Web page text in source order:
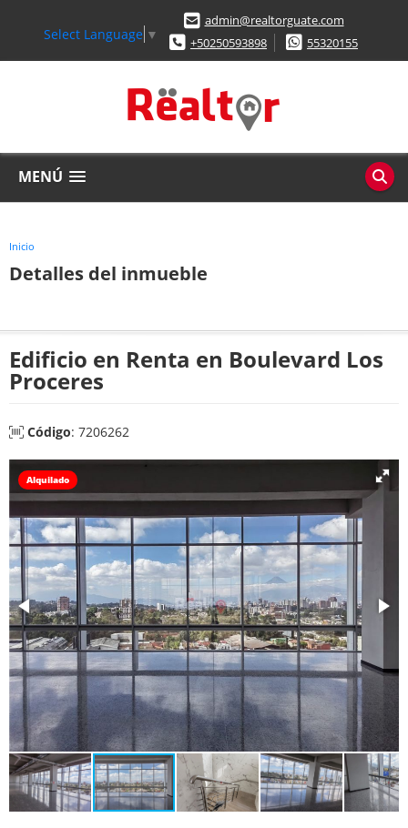
Select Language ▼
admin@realtorguate.com
+50250593898
55320155
MENÚ
Inicio
Detalles del inmueble
Edificio en Renta en Boulevard Los
Proceres
Código: 7206262
Alquilado